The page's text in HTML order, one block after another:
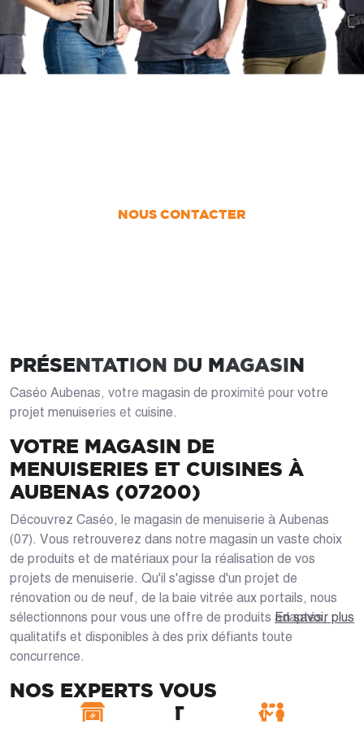
NOUS CONTACTER
PRÉSENTATION DU MAGASIN
Caséo Aubenas, votre magasin de proximité pour votre
projet menuiseries et cuisine.
VOTRE MAGASIN DE
MENUISERIES ET CUISINES À
AUBENAS (07200)
Découvrez Caséo, le magasin de menuiserie à Aubenas
(07). Vous retrouverez dans notre magasin un vaste choix
de produits et de matériaux pour la réalisation de vos
projets de menuiserie. Qu'il s'agisse d'un projet de
rénovation ou de neuf, de la baie vitrée aux portails, nous
sélectionnons pour vous une offre de produits adaptés,
qualitatifs et disponibles à des prix défiants toute
concurrence.
NOS EXPERTS VOUS
ACCOMPAGNENT
En savoir plus